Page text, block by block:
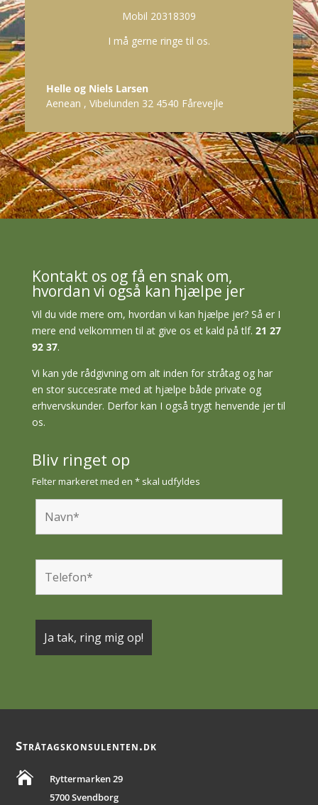
Mobil 20318309
I må gerne ringe til os.
Helle og Niels Larsen
Aenean , Vibelunden 32 4540 Fårevejle
Kontakt os og få en snak om,
hvordan vi også kan hjælpe jer
Vil du vide mere om, hvordan vi kan hjælpe jer? Så er I
mere end velkommen til at give os et kald på tlf. 21 27
92 37.
Vi kan yde rådgivning om alt inden for stråtag og har
en stor succesrate med at hjælpe både private og
erhvervskunder. Derfor kan I også trygt henvende jer til
os.
Bliv ringet op
Felter markeret med en * skal udfyldes
Stråtagskonsulenten.dk

Ryttermarken 29
5700 Svendborg